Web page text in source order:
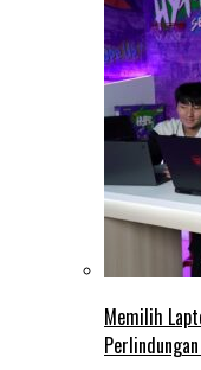
Memilih